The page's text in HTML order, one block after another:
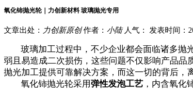
氧化铈抛光轮｜力创新材料 玻璃抛光专用
文章出处： 力创新原创 作者： 小陆 人气： 发表时间：
玻璃加工过程中，不少企业都会面临诸多抛光
弱且易造成二次损伤，这些问题不仅影响产品品
抛光加工提供可靠解决方案，而这一切的背后，
氧化铈抛光轮采用弹性发泡工艺 ，内含氧化